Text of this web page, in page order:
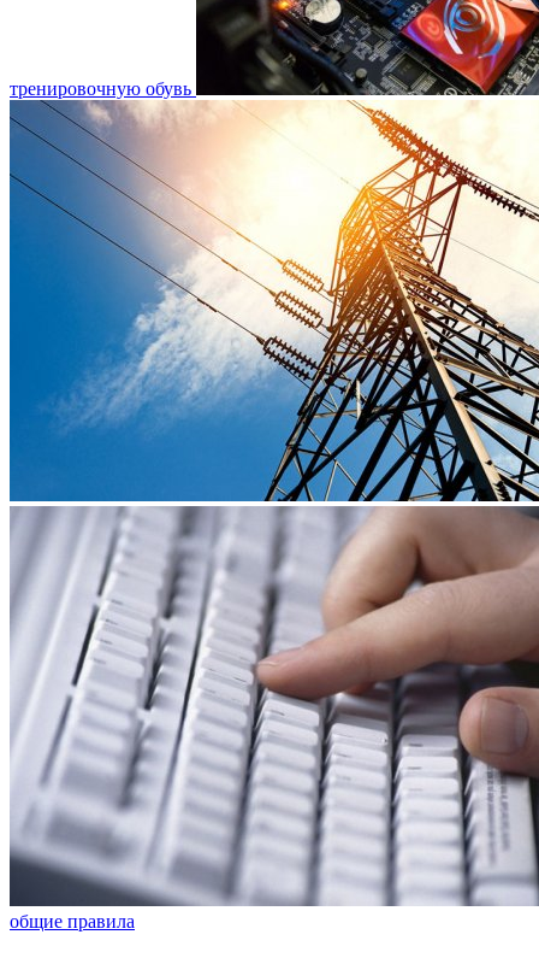
тренировочную обувь
общие правила